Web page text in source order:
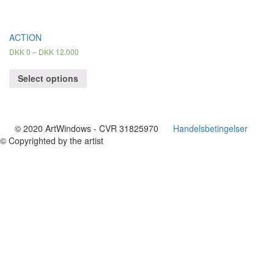
ACTION
DKK0 – DKK 12.000
Select options
© 2020 ArtWindows - CVR 31825970
Handelsbetingelser
© Copyrighted by the artist